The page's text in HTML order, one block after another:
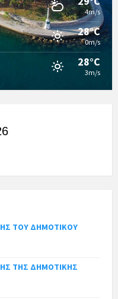
4m/s
28°C
0m/s
28°C
3m/s
ΤΟΥ ΔΗΜΟΤΙΚΟΥ
ΤΗΣ ΔΗΜΟΤΙΚΗΣ